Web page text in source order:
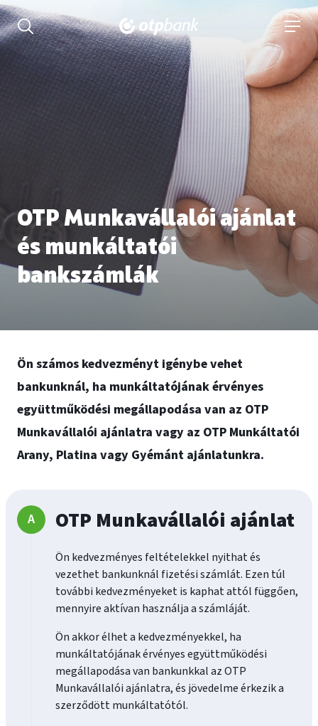
tartalmához
Keresés kinyitása
OTP Munkavállalói ajánlat
és munkáltatói
bankszámlák
Ön számos kedvezményt igénybe vehet
bankunknál, ha munkáltatójának érvényes
együttműködési megállapodása van az OTP
Munkavállalói ajánlatra vagy az OTP Munkáltatói
Arany, Platina vagy Gyémánt ajánlatunkra.
OTP Munkavállalói ajánlat
Ön kedvezményes feltételekkel nyithat és
vezethet bankunknál fizetési számlát. Ezen túl
további kedvezményeket is kaphat attól függően,
mennyire aktívan használja a számláját.
Ön akkor élhet a kedvezményekkel, ha
munkáltatójának érvényes együttműködési
megállapodása van bankunkkal az OTP
Munkavállalói ajánlatra, és jövedelme érkezik a
szerződött munkáltatótól.